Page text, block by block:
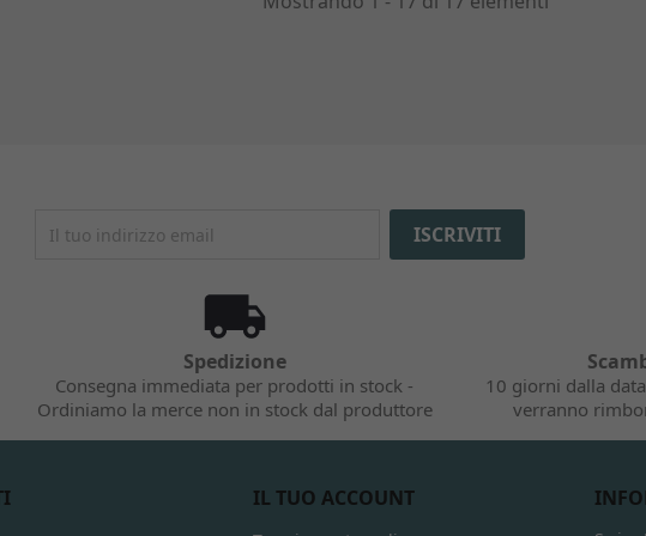
Spedizione
Consegna immediata per prodotti in stock -
Ordiniamo la merce non in stock dal produttore
10 giorni dalla
verranno
IL TUO ACCOUNT